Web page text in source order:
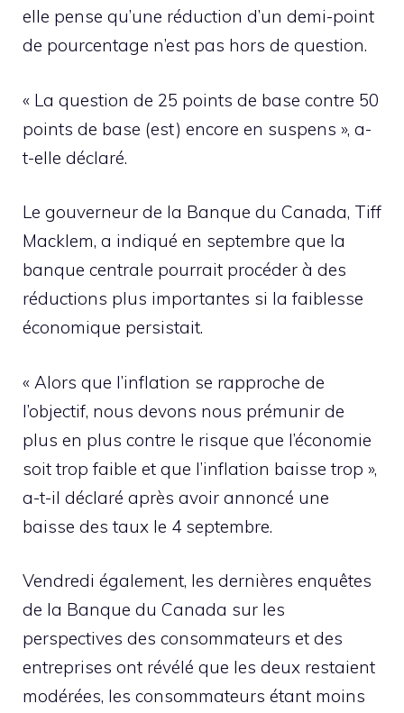
elle pense qu’une réduction d’un demi-point
de pourcentage n’est pas hors de question.
« La question de 25 points de base contre 50
points de base (est) encore en suspens », a-
t-elle déclaré.
Le gouverneur de la Banque du Canada, Tiff
Macklem, a indiqué en septembre que la
banque centrale pourrait procéder à des
réductions plus importantes si la faiblesse
économique persistait.
« Alors que l’inflation se rapproche de
l’objectif, nous devons nous prémunir de
plus en plus contre le risque que l’économie
soit trop faible et que l’inflation baisse trop »,
a-t-il déclaré après avoir annoncé une
baisse des taux le 4 septembre.
Vendredi également, les dernières enquêtes
de la Banque du Canada sur les
perspectives des consommateurs et des
entreprises ont révélé que les deux restaient
modérées, les consommateurs étant moins